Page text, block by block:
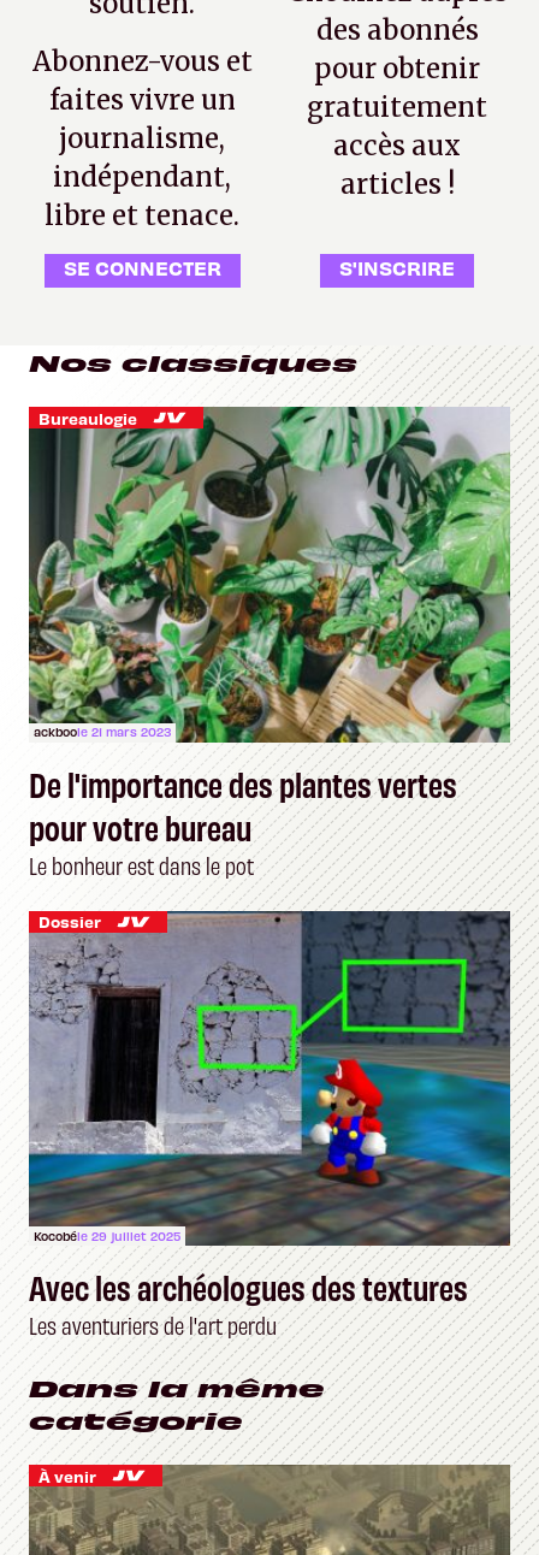
Abonnez-vous et
faites vivre un
journalisme,
indépendant,
libre et tenace.
SE CONNECTER
des abonnés
pour obtenir
gratuitement
accès aux
articles !
S'INSCRIRE
Nos classiques
Bureaulogie
ackboole 21 mars 2023
De l'importance des plantes vertes
pour votre bureau
Le bonheur est dans le pot
Dossier
Kocobéle 29 juillet 2025
Avec les archéologues des textures
Les aventuriers de l'art perdu
Dans la même
catégorie
À venir